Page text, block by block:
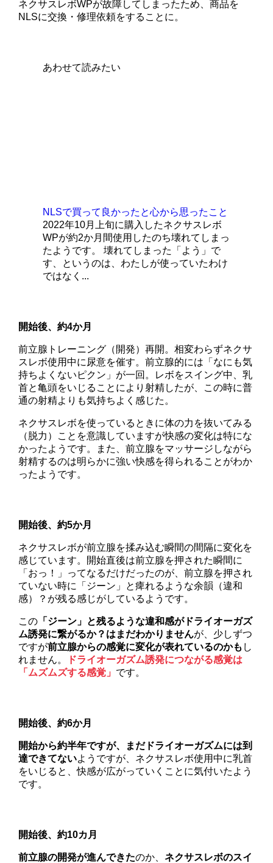
ネクサスレボWPが故障してしまったため、商品を
NLSに交換・修理依頼をすることに。
あわせて読みたい
NLSで買って良かったと心から思ったこと
2022年10月上旬に購入したネクサスレボ
WPが約2か月間使用したのち壊れてしまっ
たようです。 壊れてしまった「よう」で
す、というのは、わたしが使っていたわけ
ではなく...
開始後、約4か月
前立腺トレーニング（開発）再開。相変わらずネクサ
スレボ使用中に尿意を催す。前立腺的には「なにも気
持ちよくないピクン」が一回。レボをスイング中、乳
首と亀頭をいじることにより射精したが、この時に普
通の射精よりも気持ちよく感じた。
ネクサスレボを使っているときに体の力を抜いてみる
（脱力）ことを意識していますが快感の変化は特にな
かったようです。また、前立腺をマッサージしながら
射精するのは明らかに強い快感を得られることがわか
ったようです。
開始後、約5か月
ネクサスレボが前立腺を揉み込む瞬間の間隔に変化を
感じています。開始直後は前立腺を押された瞬間に
「おっ！」ってなるだけだったのが、前立腺を押され
ていない時に「ジーン」と痺れるような余韻（違和
感）？が残る感じがしているようです。
この 「ジーン」と残るような違和感がドライオーガズ
ム誘発に繋がるか？はまだわかりませんが、少しずつ
ですが前立腺からの感覚に変化が表れているのかも し
れません。
ドライオーガズム誘発につながる感覚は
「ムズムズする感覚」 です。
開始後、約6か月
開始から約半年ですが、まだドライオーガズムには到
達できてないようですが、ネクサスレボ使用中に乳首
をいじると、快感が広がっていくことに気付いたよう
です。
開始後、約10カ月
前立腺の開発が進んできたのか、ネクサスレボのスイ